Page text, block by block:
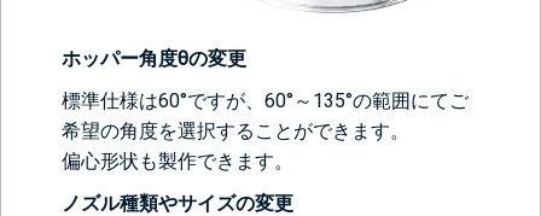
ホッパー角度θの変更
標準仕様は60°ですが、60°～135°の範囲にてご
希望の角度を選択することができます。
偏心形状も製作できます。
ノズル種類やサイズの変更